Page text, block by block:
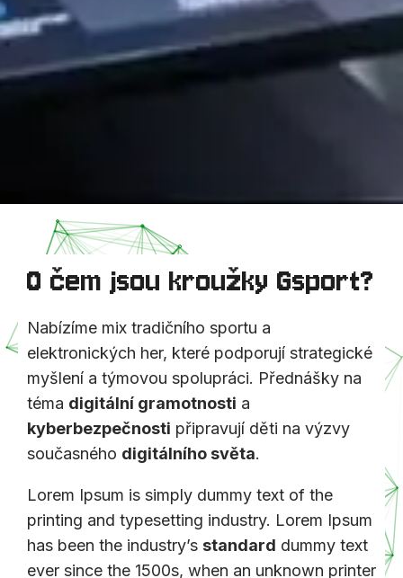
O čem jsou kroužky Gsport?
Nabízíme mix tradičního sportu a
elektronických her, které podporují strategické
myšlení a týmovou spolupráci. Přednášky na
téma digitální gramotnosti a
kyberbezpečnosti připravují děti na výzvy
současného digitálního světa.
Lorem Ipsum is simply dummy text of the
printing and typesetting industry. Lorem Ipsum
has been the industry’s standard dummy text
ever since the 1500s, when an unknown printer